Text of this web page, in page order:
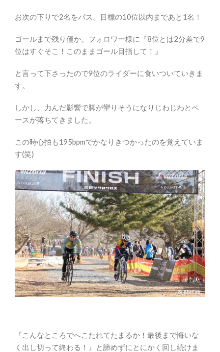
お次の下りで2名をパス。目標の10位以内まであと1名！
ゴールまで残り僅か。フォロワー様に『8位とは2分差で9
位はすぐそこ！このままゴール目指して！』
と言って下さったので9位のライダーに食いついていきま
す。
しかし、力んだ影響で脚が攣りそうになりじわじわとペ
ースが落ちてきました。
この時心拍も195bpmでかなりきつかったのを覚えていま
す(笑)
『こんなところでへこたれてたまるか！最後まで悔いな
く出し切って終わる！』と諦めずにとにかく回し続けま